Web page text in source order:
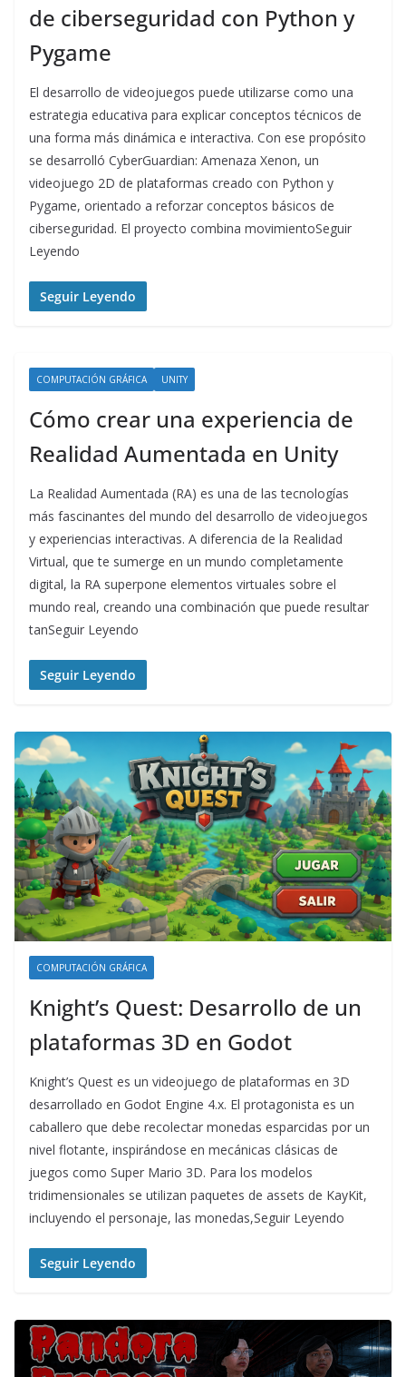
de ciberseguridad con Python y
Pygame
El desarrollo de videojuegos puede utilizarse como una
estrategia educativa para explicar conceptos técnicos de
una forma más dinámica e interactiva. Con ese propósito
se desarrolló CyberGuardian: Amenaza Xenon, un
videojuego 2D de plataformas creado con Python y
Pygame, orientado a reforzar conceptos básicos de
ciberseguridad. El proyecto combina movimientoSeguir
Leyendo
Seguir Leyendo
COMPUTACIÓN GRÁFICA UNITY
Cómo crear una experiencia de
Realidad Aumentada en Unity
La Realidad Aumentada (RA) es una de las tecnologías
más fascinantes del mundo del desarrollo de videojuegos
y experiencias interactivas. A diferencia de la Realidad
Virtual, que te sumerge en un mundo completamente
digital, la RA superpone elementos virtuales sobre el
mundo real, creando una combinación que puede resultar
tanSeguir Leyendo
Seguir Leyendo
COMPUTACIÓN GRÁFICA
Knight’s Quest: Desarrollo de un
plataformas 3D en Godot
Knight’s Quest es un videojuego de plataformas en 3D
desarrollado en Godot Engine 4.x. El protagonista es un
caballero que debe recolectar monedas esparcidas por un
nivel flotante, inspirándose en mecánicas clásicas de
juegos como Super Mario 3D. Para los modelos
tridimensionales se utilizan paquetes de assets de KayKit,
incluyendo el personaje, las monedas,Seguir Leyendo
Seguir Leyendo